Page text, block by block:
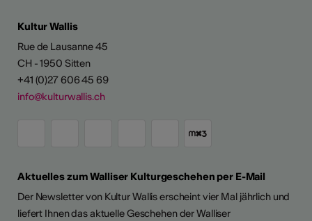
Kultur Wallis
Rue de Lausanne 45
CH - 1950 Sitten
+41 (0)27 606 45 69
info@kulturwallis.ch
Aktuelles zum Walliser Kulturgeschehen per E-Mail
Der Newsletter von Kultur Wallis erscheint vier Mal jährlich und
liefert Ihnen das aktuelle Geschehen der Walliser